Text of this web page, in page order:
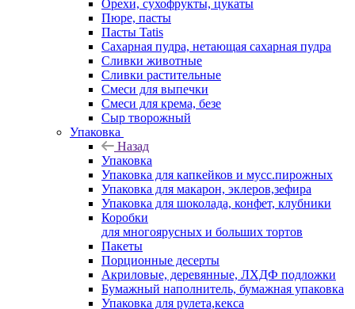
Орехи, сухофрукты, цукаты
Пюре, пасты
Пасты Tatis
Сахарная пудра, нетающая сахарная пудра
Сливки животные
Сливки растительные
Смеси для выпечки
Смеси для крема, безе
Сыр творожный
Упаковка
Назад
Упаковка
Упаковка для капкейков и мусс.пирожных
Упаковка для макарон, эклеров,зефира
Упаковка для шоколада, конфет, клубники
Коробки
для многоярусных и больших тортов
Пакеты
Порционные десерты
Акриловые, деревянные, ЛХДФ подложки
Бумажный наполнитель, бумажная упаковка
Упаковка для рулета,кекса